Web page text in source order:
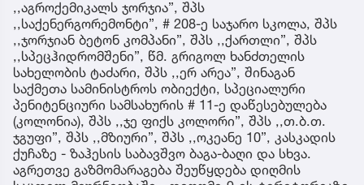
,,აგროქემიკალს ჯორჯია”, შპს
,,საქენერგორემონტი”, # 208-ე საჯარო სკოლა, შპს
,,ჯორჯიან ბეტონ კომპანი”, შპს ,,ქართლი”, შპს
,,სპეცჰიდრომშენი”, წმ. გრიგოლ ხანძთელის
სახელობის ტაძარი, შპს ,,ერ არეა”, შინაგან
საქმეთა სამინისტროს ობიექტი, სპეციალური
პენიტენციური სამსახურის # 11-ე დაწესებულება
(კოლონია), შპს ,,ჯე ფიქს კოლორი”, შპს ,,თ.ბ.თ.
ჯგუფი”, შპს ,,მზიური”, შპს ,,ოკეანე 10”, კასკადის
ქუჩაზე - ზაჰესის საბავშვო ბაგა-ბაღი და სხვა.
აგრეთვე გაზმომარაგება შეუწყდება დიღმის